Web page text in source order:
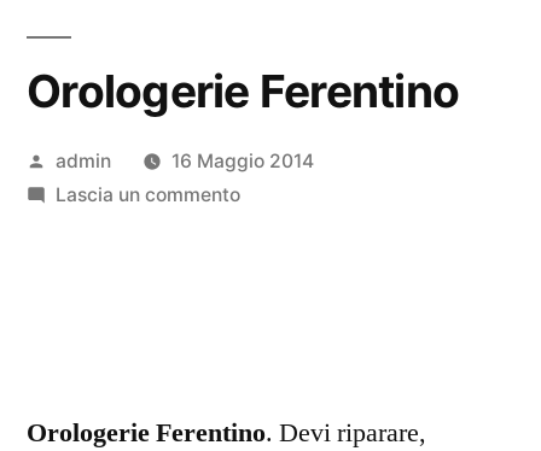
Orologerie Ferentino
Pubblicato
da
admin
16 Maggio 2014
Lascia un commentosu
Orologerie Ferentino. Devi riparare,